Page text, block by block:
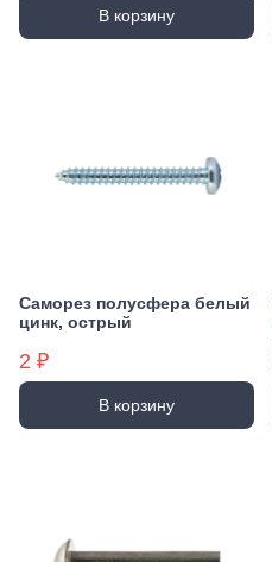
В корзину
Саморез полусфера белый
цинк, острый
2 ₽
В корзину